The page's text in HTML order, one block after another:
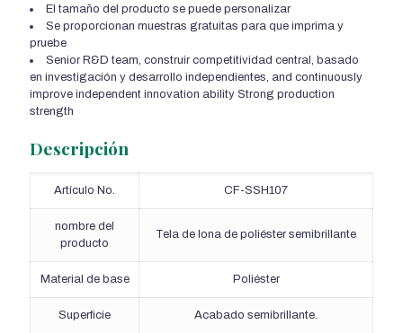
El tamaño del producto se puede personalizar
Se proporcionan muestras gratuitas para que imprima y
pruebe
Senior R&D team, construir competitividad central, basado
en investigación y desarrollo independientes, and continuously
improve independent innovation ability Strong production
strength
Descripción
Artículo No. CF-SSH107
nombre del
producto
Tela de lona de poliéster semibrillante
Material de base Poliéster
Superficie Acabado semibrillante.